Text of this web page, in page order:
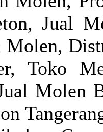
Jual
Molen,
Toko
Molen